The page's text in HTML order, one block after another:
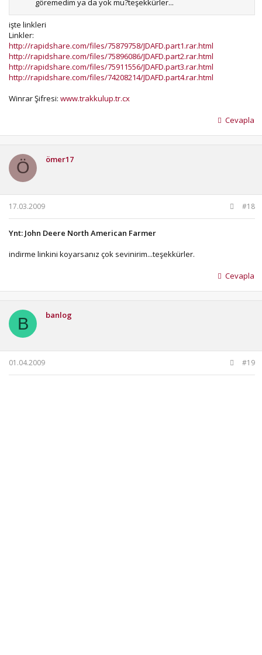
göremedim ya da yok mu?teşekkürler...
işte linkleri
Linkler:
http://rapidshare.com/files/75879758/JDAFD.part1.rar.html
http://rapidshare.com/files/75896086/JDAFD.part2.rar.html
http://rapidshare.com/files/75911556/JDAFD.part3.rar.html
http://rapidshare.com/files/74208214/JDAFD.part4.rar.html
Winrar Şifresi: www.trakkulup.tr.cx
Cevapla
Ö ömer17
17.03.2009 #18
Ynt: John Deere North American Farmer
indirme linkini koyarsanız çok sevinirim...teşekkürler.
Cevapla
B banlog
01.04.2009 #19